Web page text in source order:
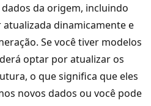
da origem, incluindo
dinamicamente e
Se você tiver modelos
optar por atualizar os
o que significa que eles
novos dados ou você pode